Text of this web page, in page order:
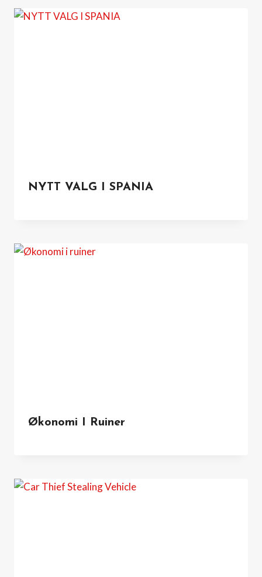
NYTT VALG I SPANIA
Økonomi I Ruiner